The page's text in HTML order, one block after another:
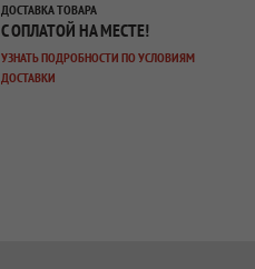
ДОСТАВКА ТОВАРА
С ОПЛАТОЙ НА МЕСТЕ!
УЗНАТЬ ПОДРОБНОСТИ ПО УСЛОВИЯМ
ДОСТАВКИ